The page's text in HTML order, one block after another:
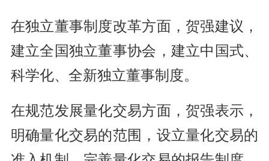
在独立董事制度改革方面，贺强建议，
建立全国独立董事协会，建立中国式、
科学化、全新独立董事制度。
在规范发展量化交易方面，贺强表示，
明确量化交易的范围，设立量化交易的